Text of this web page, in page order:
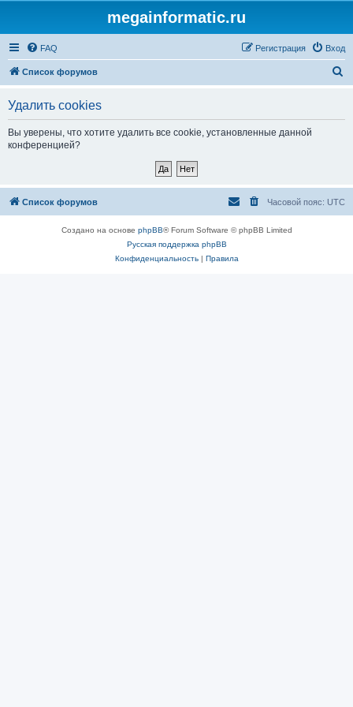
megainformatic.ru
FAQ Вход
Регистрация
Список форумов
Удалить cookies
Вы уверены, что хотите удалить все cookie, установленные данной
конференцией?
Список форумов Часовой пояс: UTC
Создано на основе phpBB® Forum Software © phpBB Limited
Русская поддержка phpBB
Конфиденциальность| Правила